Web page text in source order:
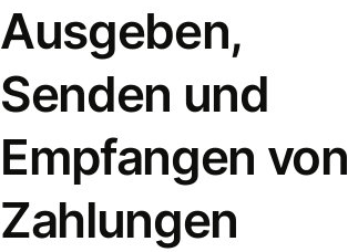
Ausgeben,
Senden und
Empfangen von
Zahlungen